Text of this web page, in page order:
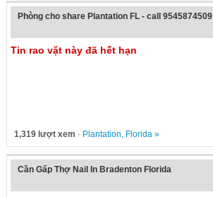
Phòng cho share Plantation FL - call 9545874509
Tin rao vặt này đã hết hạn
1,319 lượt xem · Plantation, Florida»
Cần Gấp Thợ Nail In Bradenton Florida